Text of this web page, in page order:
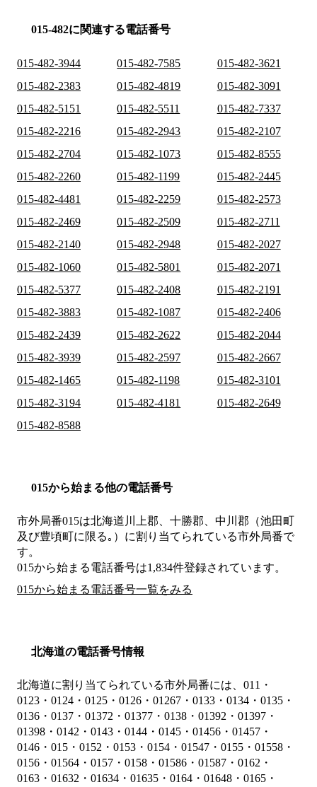
015-482に関連する電話番号
015-482-3944 015-482-7585
015-482-3621
015-482-2383
015-482-4819
015-482-3091
015-482-5151
015-482-5511
015-482-7337
015-482-2216
015-482-2943
015-482-2107
015-482-2704
015-482-1073
015-482-8555
015-482-2260
015-482-1199
015-482-2445
015-482-4481
015-482-2259
015-482-2573
015-482-2469
015-482-2509
015-482-2711
015-482-2140
015-482-2948
015-482-2027
015-482-1060
015-482-5801
015-482-2071
015-482-5377
015-482-2408
015-482-2191
015-482-3883
015-482-1087
015-482-2406
015-482-2439
015-482-2622
015-482-2044
015-482-3939
015-482-2597
015-482-2667
015-482-1465
015-482-1198
015-482-3101
015-482-3194
015-482-4181
015-482-2649
015-482-8588
015から始まる他の電話番号
市外局番015は北海道川上郡、十勝郡、中川郡（池田町
及び豊頃町に限る｡） に割り当てられている市外局番で
す。
015から始まる電話番号は1,834件登録されています。
015から始まる電話番号一覧をみる
北海道の電話番号情報
北海道に割り当てられている市外局番には、011・
0123・0124・0125・0126・01267・0133・0134・0135・
0136・0137・01372・01377・0138・01392・01397・
01398・0142・0143・0144・0145・01456・01457・
0146・015・0152・0153・0154・01547・0155・01558・
0156・01564・0157・0158・01586・01587・0162・
0163・01632・01634・01635・0164・01648・0165・